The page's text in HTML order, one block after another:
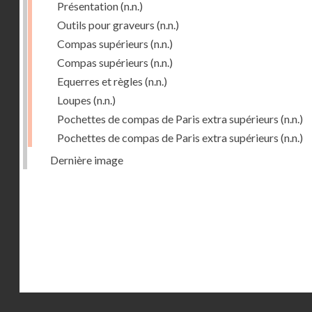
Présentation(n.n.)
Outils pour graveurs (n.n.)
Compas supérieurs (n.n.)
Compas supérieurs (n.n.)
Equerres et règles (n.n.)
Loupes (n.n.)
Pochettes de compas de Paris extra supérieurs (n.n.)
Pochettes de compas de Paris extra supérieurs (n.n.)
Dernière image